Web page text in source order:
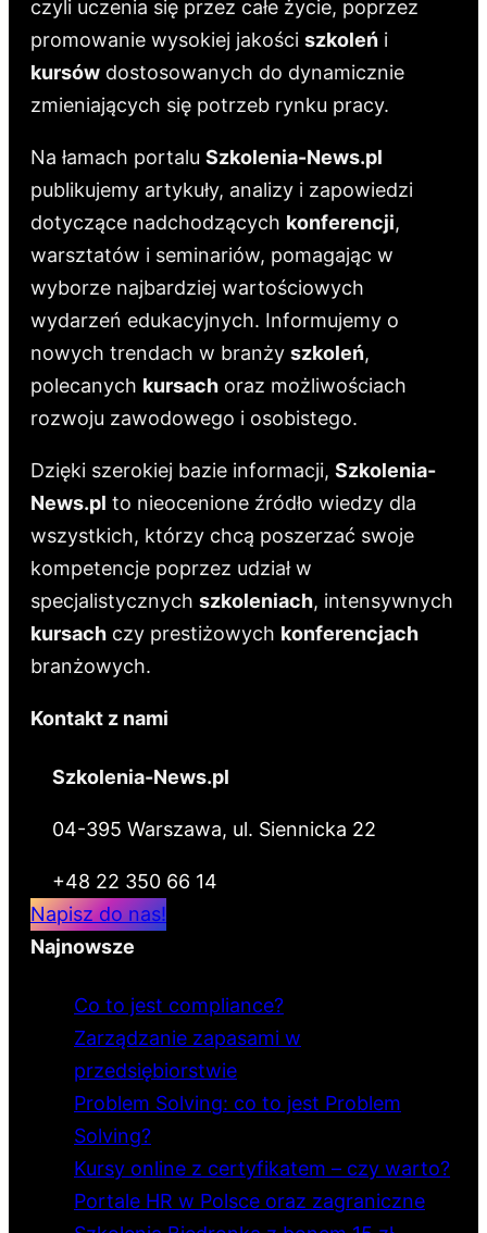
czyli uczenia się przez całe życie, poprzez
promowanie wysokiej jakości szkoleń i
kursów dostosowanych do dynamicznie
zmieniających się potrzeb rynku pracy.
Na łamach portalu Szkolenia-News.pl
publikujemy artykuły, analizy i zapowiedzi
dotyczące nadchodzących konferencji,
warsztatów i seminariów, pomagając w
wyborze najbardziej wartościowych
wydarzeń edukacyjnych. Informujemy o
nowych trendach w branży szkoleń,
polecanych kursach oraz możliwościach
rozwoju zawodowego i osobistego.
Dzięki szerokiej bazie informacji, Szkolenia-
News.pl to nieocenione źródło wiedzy dla
wszystkich, którzy chcą poszerzać swoje
kompetencje poprzez udział w
specjalistycznych szkoleniach, intensywnych
kursach czy prestiżowych konferencjach
branżowych.
Kontakt z nami
Szkolenia-News.pl
04-395 Warszawa, ul. Siennicka 22
+48 22 350 66 14
Napisz do nas!
Najnowsze
Co to jest compliance?
Zarządzanie zapasami w
przedsiębiorstwie
Problem Solving: co to jest Problem
Solving?
Kursy online z certyfikatem – czy warto?
Portale HR w Polsce oraz zagraniczne